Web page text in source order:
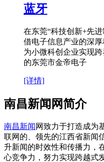
蓝牙
在东莞“科技创新+先
借电子信息产业的深
为小微科创企业实现
的东莞市金帝电子
[详情]
南昌新闻网简介
南昌新闻 网致力于打造成为
联网的、领先的江西省新闻
升新闻的时效性和传播力，
心竞争力，努力实现跨越式